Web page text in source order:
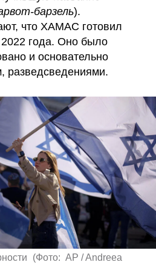
барзель).
что ХАМАС готовил
года. Оно было
и основательно
разведсведениями.
(Фото:  AP / Andreea